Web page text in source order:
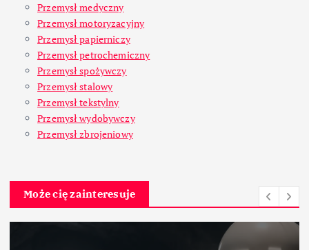
Przemysł medyczny
Przemysł motoryzacyjny
Przemysł papierniczy
Przemysł petrochemiczny
Przemysł spożywczy
Przemysł stalowy
Przemysł tekstylny
Przemysł wydobywczy
Przemysł zbrojeniowy
Może cię zainteresuje